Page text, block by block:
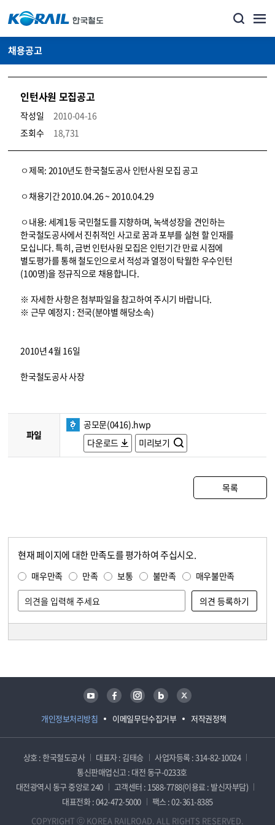
채용공고
인턴사원 모집공고
작성일
2010-04-16
조회수
18,731
코레일소개_경영공시_채용공고 상세보기 – 내용, 파일, 담당자 연락처로 구성
ㅇ제목: 2010년도 한국철도공사 인턴사원 모집 공고
ㅇ채용기간 2010.04.26 ~ 2010.04.29
ㅇ내용: 세계1등 국민철도를 지향하며, 녹색성장을 견인하는
한국철도공사에서 진취적인 사고로 꿈과 포부를 실현 할 인재를
모십니다. 특히, 금번 인턴사원 모집은 인턴기간 만료 시점에
별도평가를 통해 철도인으로서 적성과 열정이 탁월한 우수인턴
(100명)을 정규직으로 채용합니다.
※ 자세한 사항은 첨부파일을 참고하여 주시기 바랍니다.
※ 근무 예정지 : 전국(분야별 해당소속)
2010년 4월 16일
한국철도공사 사장
파일
공모문(0416).hwp
다운로드
미리보기
목록
현재 페이지에 대한 만족도를 평가하여 주십시오.
매우만족 만족 보통 불만족 매우불만족
개인정보처리방침 이메일무단수집거부 저작권정책
유튜브 페이스북 인스타그램 블로그 트위터
상호 : 한국철도공사 대표자 : 김태승
사업자등록 : 314-82-10024
통신판매업신고 : 대전 동구-0233호
대전광역시 동구 중앙로 240
고객센터 : 1588-7788(이용료 : 발신자부담)
대표전화 : 042-472-5000
팩스 : 02-361-8385
COPYRIGHT ⓒ KOREA RAILROAD. ALL RIGHTS RESERVED.